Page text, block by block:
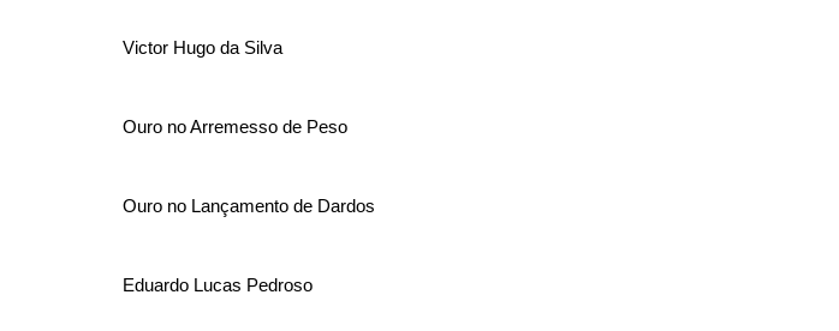
Victor Hugo da Silva
Ouro no Arremesso de Peso
Ouro no Lançamento de Dardos
Eduardo Lucas Pedroso